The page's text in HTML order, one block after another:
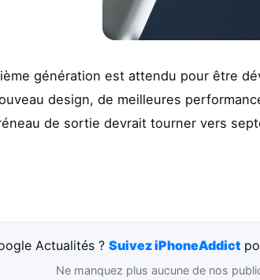
génération est attendu pour être
design, de meilleures
de sortie devrait tourner vers
Actualités ?Suivez iPhoneAddict
Ne manquez plus aucune de nos